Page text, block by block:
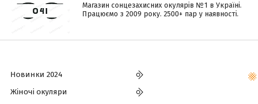
Магазин сонцезахисних окулярів №1 в Україні.
Працюємо з 2009 року. 2500+ пар у наявності.
Новинки 2024
Жіночі окуляри